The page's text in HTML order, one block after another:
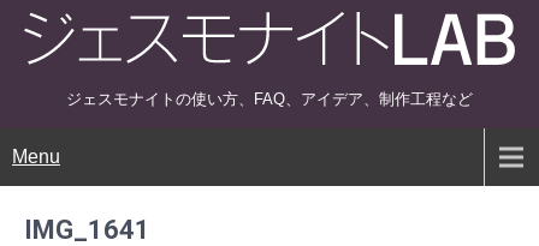
ジェスモナイトの使い方、FAQ、アイデア、制作工程など
Menu
IMG_1641